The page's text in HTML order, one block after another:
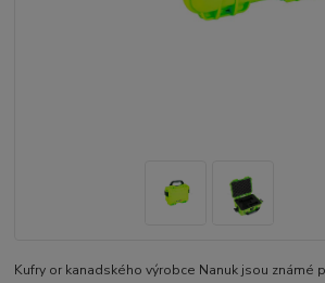
Kufry or kanadského výrobce Nanuk jsou známé